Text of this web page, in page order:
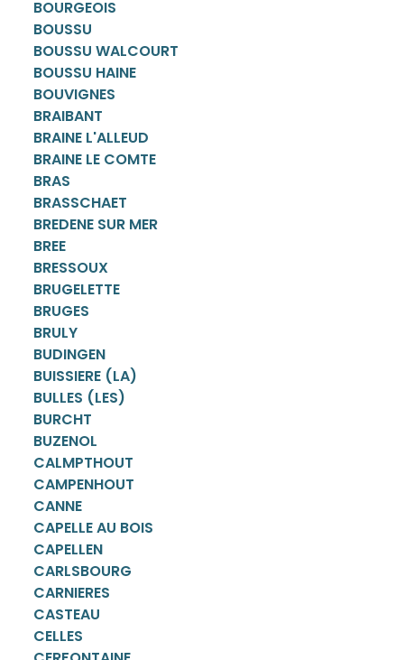
BOURGEOIS
BOUSSU
BOUSSU WALCOURT
BOUSSU HAINE
BOUVIGNES
BRAIBANT
BRAINE L'ALLEUD
BRAINE LE COMTE
BRAS
BRASSCHAET
BREDENE SUR MER
BREE
BRESSOUX
BRUGELETTE
BRUGES
BRULY
BUDINGEN
BUISSIERE (LA)
BULLES (LES)
BURCHT
BUZENOL
CALMPTHOUT
CAMPENHOUT
CANNE
CAPELLE AU BOIS
CAPELLEN
CARLSBOURG
CARNIERES
CASTEAU
CELLES